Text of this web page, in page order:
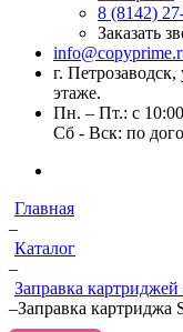
8 (8142)
Заказать
г.
этаже.
Пн. – Пт.: с
Сб - Вск: по
Главная
–
Каталог
–
Заправка картриджей
–Заправка картриджа